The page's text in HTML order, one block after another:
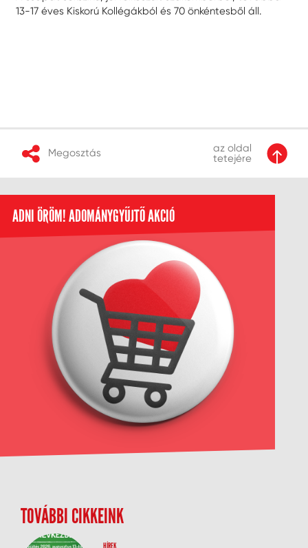
13-17 éves Kiskorú Kollégákból és 70 önkéntesből áll.
Megosztás
az oldal
tetejére
ADNI ÖRÖM! ADOMÁNYGYŰJTŐ AKCIÓ
TOVÁBBI CIKKEINK